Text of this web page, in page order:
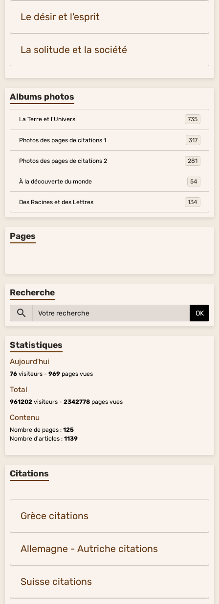
Le désir et l'esprit
La solitude et la société
Albums photos
La Terre et l'Univers 735
Photos des pages de citations 1 317
Photos des pages de citations 2 281
À la découverte du monde 54
Des Racines et des Lettres 134
Pages
Recherche
OK
Statistiques
Aujourd'hui
76 visiteurs - 969 pages vues
Total
961202 visiteurs - 2342778 pages vues
Contenu
Nombre de pages : 125
Nombre d'articles : 1139
Citations
Grèce citations
Allemagne - Autriche citations
Suisse citations